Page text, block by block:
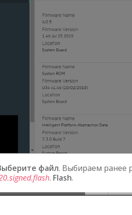
файл. Выбираем ранее
. Flash.